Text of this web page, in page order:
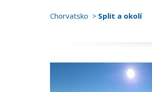
Chorvatsko Split a okolí